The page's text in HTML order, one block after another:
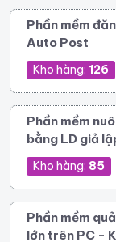
Phần mềm
Auto Post
Kho hàng: 126
Phần mềm
bằng LD giả
Kho hàng: 85
Phần mềm
lớn trên PC -